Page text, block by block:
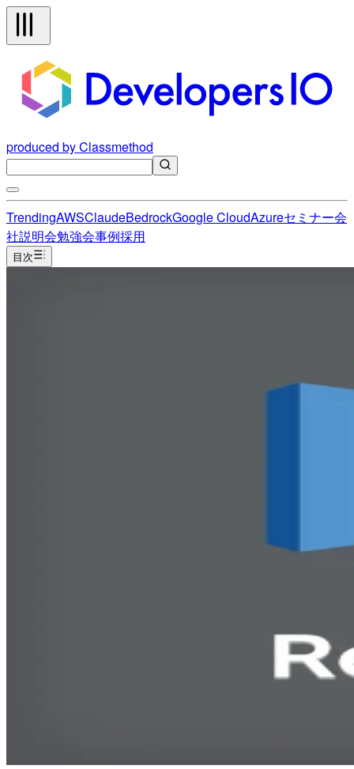
produced by Classmethod
TrendingAWSClaudeBedrockGoogle CloudAzureセミナー会
社説明会勉強会事例採用
目次